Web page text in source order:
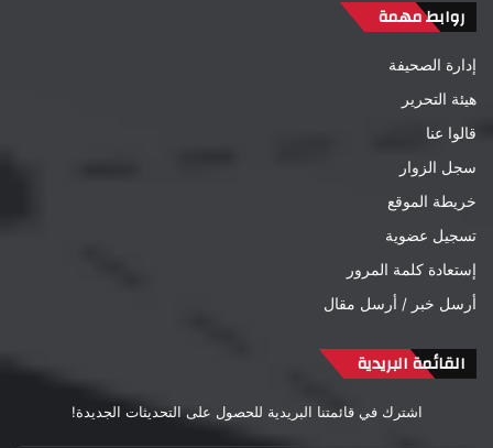
روابط مهمة
إدارة الصحيفة
هيئة التحرير
قالوا عنا
سجل الزوار
خريطة الموقع
تسجيل عضوية
إستعادة كلمة المرور
أرسل خبر / أرسل مقال
القائمة البريدية
اشترك في قائمتنا البريدية للحصول على التحديثات الجديدة!